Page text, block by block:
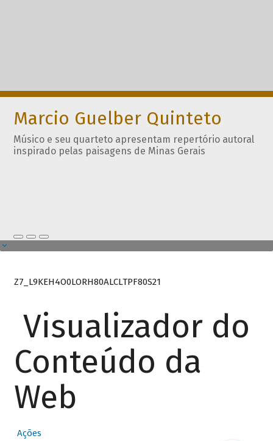
Marcio Guelber Quinteto
Músico e seu quarteto apresentam repertório autoral
inspirado pelas paisagens de Minas Gerais
Z7_L9KEH4O0LORH80ALCLTPF80S21
Visualizador do
Conteúdo da
Web
Ações